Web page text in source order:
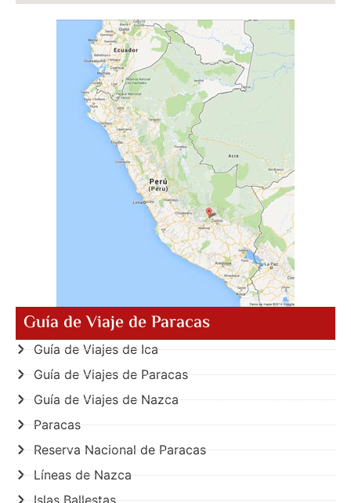
Guía de Viaje de Paracas
Guía de Viajes de Ica
Guía de Viajes de Paracas
Guía de Viajes de Nazca
Paracas
Reserva Nacional de Paracas
Líneas de Nazca
Islas Ballestas